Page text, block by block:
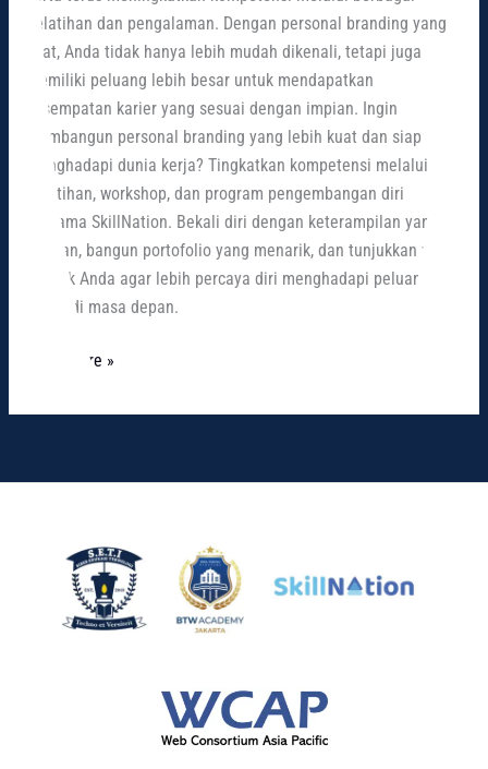
pelatihan dan pengalaman. Dengan personal branding yang
kuat, Anda tidak hanya lebih mudah dikenali, tetapi juga
memiliki peluang lebih besar untuk mendapatkan
kesempatan karier yang sesuai dengan impian. Ingin
membangun personal branding yang lebih kuat dan siap
menghadapi dunia kerja? Tingkatkan kompetensi melalui
pelatihan, workshop, dan program pengembangan diri
bersama SkillNation. Bekali diri dengan keterampilan yang
relevan, bangun portofolio yang menarik, dan tunjukkan value
terbaik Anda agar lebih percaya diri menghadapi peluang
karier di masa depan.
Read More »